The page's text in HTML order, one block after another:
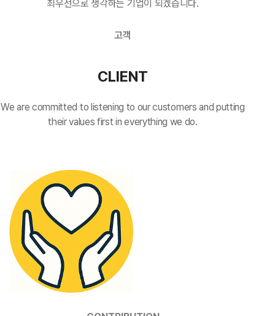
최우선으로 생각하는 기업이 되겠습니다.
고객
CLIENT
We are committed to listening to our customers and putting
their values first in everything we do.